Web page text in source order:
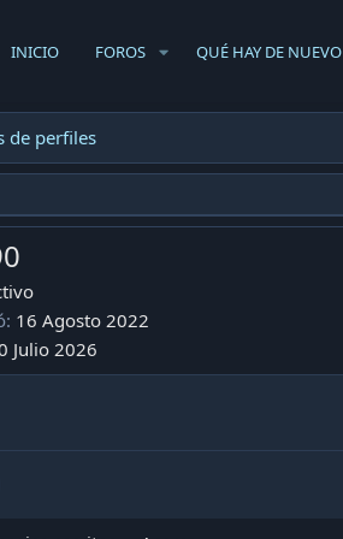
INICIO FOROS QUÉ HAY DE NUEVO
de perfiles
16 Agosto 2022
Julio 2026